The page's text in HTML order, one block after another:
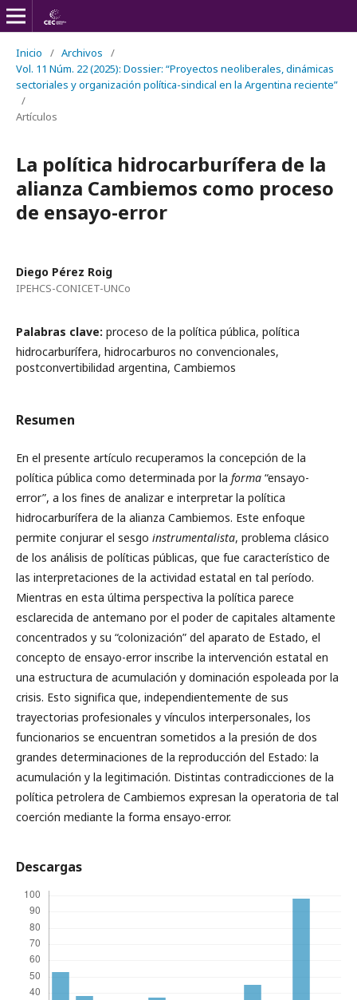
Inicio / Archivos
/
Vol. 11 Núm. 22 (2025): Dossier: “Proyectos neoliberales, dinámicas
sectoriales y organización política-sindical en la Argentina reciente”
/
Artículos
La política hidrocarburífera de la
alianza Cambiemos como proceso
de ensayo-error
Diego Pérez Roig
IPEHCS-CONICET-UNCo
Palabras clave: proceso de la política pública, política
hidrocarburífera, hidrocarburos no convencionales,
postconvertibilidad argentina, Cambiemos
Resumen
En el presente artículo recuperamos la concepción de la
política pública como determinada por la forma “ensayo-
error”, a los fines de analizar e interpretar la política
hidrocarburífera de la alianza Cambiemos. Este enfoque
permite conjurar el sesgo instrumentalista, problema clásico
de los análisis de políticas públicas, que fue característico de
las interpretaciones de la actividad estatal en tal período.
Mientras en esta última perspectiva la política parece
esclarecida de antemano por el poder de capitales altamente
concentrados y su “colonización” del aparato de Estado, el
concepto de ensayo-error inscribe la intervención estatal en
una estructura de acumulación y dominación espoleada por la
crisis. Esto significa que, independientemente de sus
trayectorias profesionales y vínculos interpersonales, los
funcionarios se encuentran sometidos a la presión de dos
grandes determinaciones de la reproducción del Estado: la
acumulación y la legitimación. Distintas contradicciones de la
política petrolera de Cambiemos expresan la operatoria de tal
coerción mediante la forma ensayo-error.
Descargas